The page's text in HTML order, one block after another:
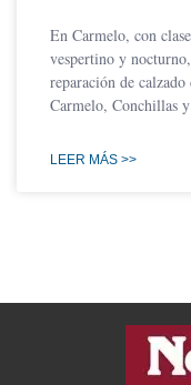
En Carmelo, con
vespertino y
reparación de
Carmelo, Conchillas
LEER MÁS >>